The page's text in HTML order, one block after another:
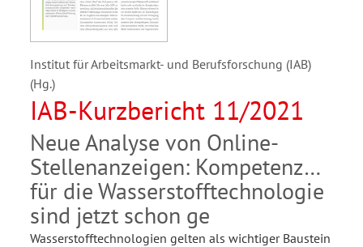
Institut für Arbeitsmarkt- und Berufsforschung (IAB)
(Hg.)
IAB-Kurzbericht 11/2021
Neue Analyse von Online-
Stellenanzeigen: Kompetenz
für die Wasserstofftechnologie
sind jetzt schon ge
Wasserstofftechnologien gelten als wichtiger Baustein